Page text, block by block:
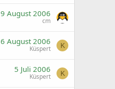
9 August 2006
cm
6 August 2006
Küspert K
5 Juli 2006
Küspert K